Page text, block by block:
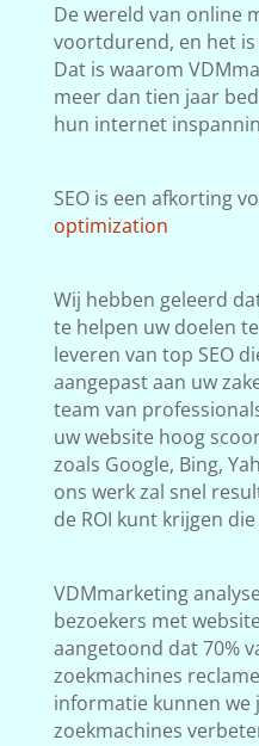
De wereld van online
voortdurend, en het
Dat is waarom
meer dan tien jaar
hun internet
SEO is een afkorting
optimization
Wij hebben geleerd
te helpen uw doelen
leveren van top SEO
aangepast aan uw
team van
uw website hoog
zoals Google, Bing,
ons werk zal snel
de ROI kunt krijgen
VDMmarketing
bezoekers met
aangetoond dat 70%
zoekmachines
informatie kunnen we
zoekmachines